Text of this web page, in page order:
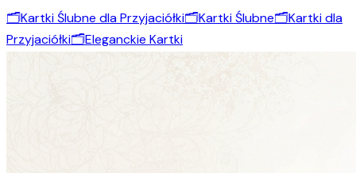
🗂️Kartki Ślubne dla Przyjaciółki🗂️Kartki Ślubne🗂️Kartki dla
Przyjaciółki🗂️Eleganckie Kartki